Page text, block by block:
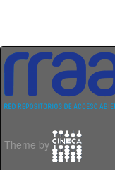
Theme by